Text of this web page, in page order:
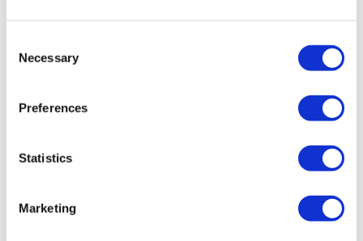
Selection
Necessary
Preferences
Statistics
Marketing